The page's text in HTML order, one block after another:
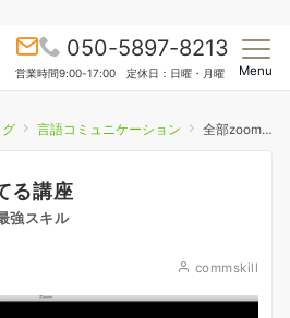
050-5897-8213
営業時間9:00-17:00 定休日：日曜・月曜 Menu
グ 言語コミュニケーション 全部zoomでやってる講座
る講座
強スキル
commskill